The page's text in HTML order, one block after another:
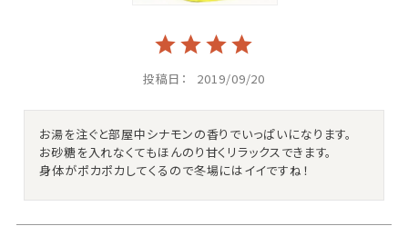
投稿日 2019/09/20
お湯を注ぐと部屋中シナモンの香りでいっぱいになります。
お砂糖を入れなくてもほんのり甘くリラックスできます。
身体がポカポカしてくるので冬場にはイイですね！